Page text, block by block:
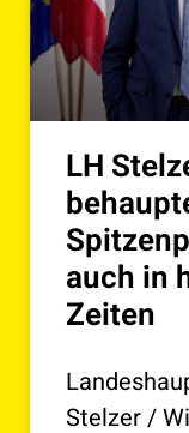
LH
auch in
Zeiten
Stelzer /